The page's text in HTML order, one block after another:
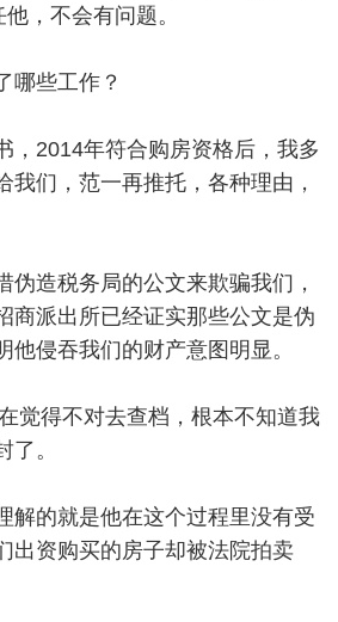
，不会有问题。
哪些工作？
，2014年符合购房资格后，我多
我们，范一再推托，各种理由，
伪造税务局的公文来欺骗我们，
商派出所已经证实那些公文是伪
他侵吞我们的财产意图明显。
觉得不对去查档，根本不知道我
。
解的就是他在这个过程里没有受
出资购买的房子却被法院拍卖